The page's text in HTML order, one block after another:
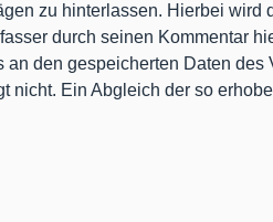
zu hinterlassen. Hierbei wird
durch seinen Kommentar
den gespeicherten Daten
Ein Abgleich der so